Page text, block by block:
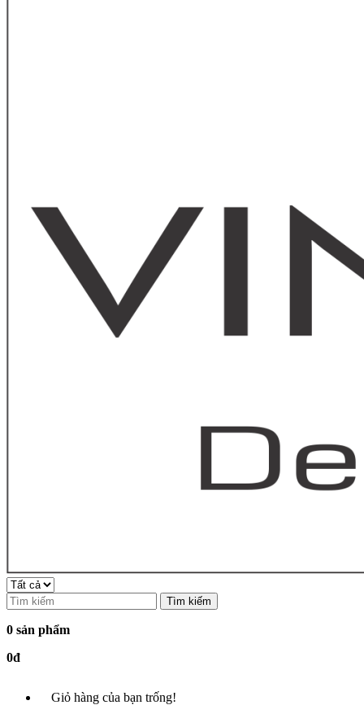
Tìm kiếm
0 sản phẩm
0đ
Giỏ hàng của bạn trống!